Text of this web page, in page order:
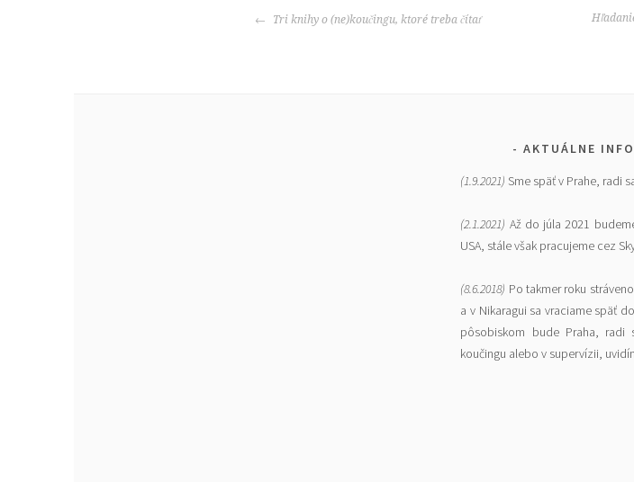
POST
Tri knihy o (ne)koučingu, ktoré treba čítať
AKTUÁLNE
(1.9.2021) Sme späť v Prahe, radi
(2.1.2021) Až do júla 2021
USA, stále však pracujeme cez
(8.6.2018) Po takmer roku
a v Nikaragui sa vraciame späť
pôsobiskom bude Praha,
koučingu alebo v supervízii,